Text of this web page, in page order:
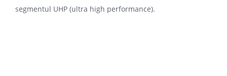
segmentul UHP (ultra high performance).